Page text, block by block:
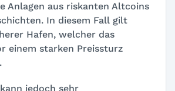
Anlagen aus riskanten Altcoins
In diesem Fall gilt
Hafen, welcher das
einem starken Preissturz
jedoch sehr